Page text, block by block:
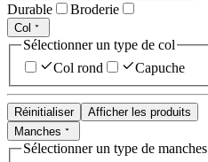
Durable Broderie
Col
Sélectionner un type de col
Col rond
Capuche
Réinitialiser
Afficher les produits
Manches
Sélectionner un type de manches